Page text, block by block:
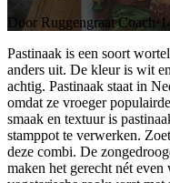
Door Ruggengraat Coach·
Pastinaak is een soort
anders uit. De kleur is wit
achtig. Pastinaak staat in
omdat ze vroeger
smaak en textuur is
stamppot te verwerken.
deze combi. De
maken het gerecht nét